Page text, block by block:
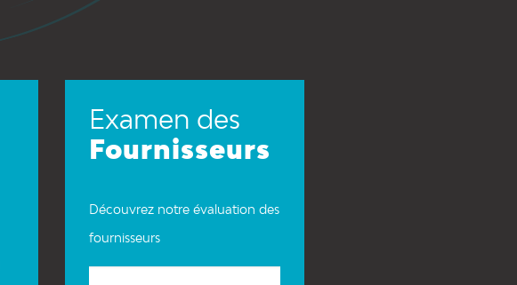
Examen des
Fournisseurs
Découvrez notre évaluation des
fournisseurs